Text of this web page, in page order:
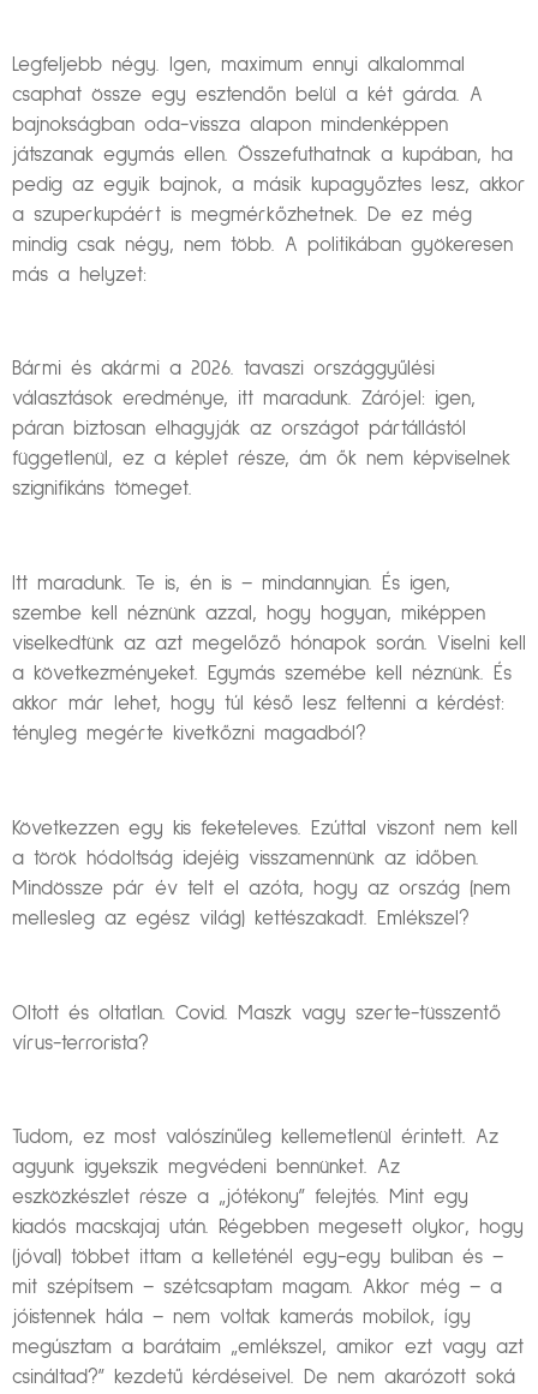
Legfeljebb négy. Igen, maximum ennyi alkalommal
csaphat össze egy esztendőn belül a két gárda. A
bajnokságban oda-vissza alapon mindenképpen
játszanak egymás ellen. Összefuthatnak a kupában, ha
pedig az egyik bajnok, a másik kupagyőztes lesz, akkor
a szuperkupáért is megmérkőzhetnek. De ez még
mindig csak négy, nem több. A politikában gyökeresen
más a helyzet:
Bármi és akármi a 2026. tavaszi országgyűlési
választások eredménye, itt maradunk. Zárójel: igen,
páran biztosan elhagyják az országot pártállástól
függetlenül, ez a képlet része, ám ők nem képviselnek
szignifikáns tömeget.
Itt maradunk. Te is, én is – mindannyian. És igen,
szembe kell néznünk azzal, hogy hogyan, miképpen
viselkedtünk az azt megelőző hónapok során. Viselni kell
a következményeket. Egymás szemébe kell néznünk. És
akkor már lehet, hogy túl késő lesz feltenni a kérdést:
tényleg megérte kivetkőzni magadból?
Következzen egy kis feketeleves. Ezúttal viszont nem kell
a török hódoltság idejéig visszamennünk az időben.
Mindössze pár év telt el azóta, hogy az ország (nem
mellesleg az egész világ) kettészakadt. Emlékszel?
Oltott és oltatlan. Covid. Maszk vagy szerte-tüsszentő
vírus-terrorista?
Tudom, ez most valószínűleg kellemetlenül érintett. Az
agyunk igyekszik megvédeni bennünket. Az
eszközkészlet része a „jótékony” felejtés. Mint egy
kiadós macskajaj után. Régebben megesett olykor, hogy
(jóval) többet ittam a kelleténél egy-egy buliban és –
mit szépítsem – szétcsaptam magam. Akkor még – a
jóistennek hála – nem voltak kamerás mobilok, így
megúsztam a barátaim „emlékszel, amikor ezt vagy azt
csináltad?” kezdetű kérdéseivel. De nem akarózott soká